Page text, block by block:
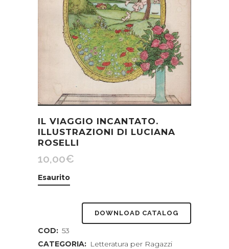
IL VIAGGIO INCANTATO.
ILLUSTRAZIONI DI LUCIANA
ROSELLI
10,00€
Esaurito
DOWNLOAD CATALOG
COD: 53
CATEGORIA: Letteratura per Ragazzi